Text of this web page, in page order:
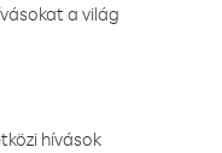
a világ
hívások